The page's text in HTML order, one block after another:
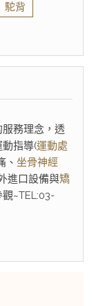
駝背
務理念，透
指導(運動處
、 坐骨神經
進口設備與矯
~TEL:03-